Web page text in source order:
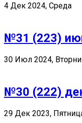
4 Дек 2024, Среда
№31 (223)
30 Июл 2024,
№30 (222)
29 Дек 2023,